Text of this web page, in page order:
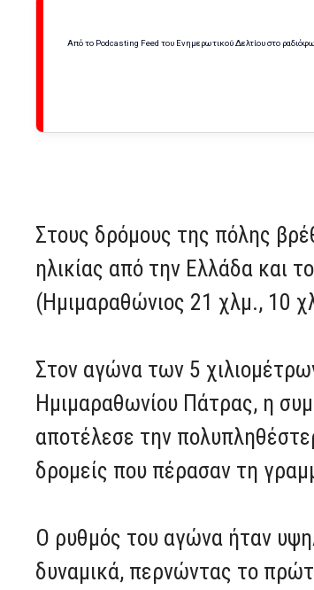
Από το Podcasting Feed του Ενημερωτικού Δελτίου στο
Στους δρόμους της πόλης
ηλικίας από την Ελλάδα και
(Ημιμαραθώνιος 21 χλμ., 10
Στον αγώνα των 5
Ημιμαραθωνίου Πάτρας, η
αποτέλεσε την
δρομείς που πέρασαν τη
Ο ρυθμός του αγώνα ήταν
δυναμικά, περνώντας το